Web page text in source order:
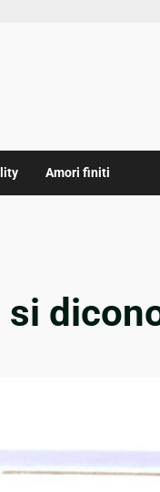
Amori finiti
si